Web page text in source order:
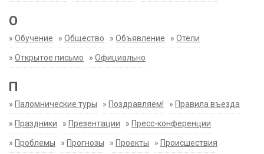
О
» Обучение » Общество » Объявление » Отели
» Открытое письмо » Официально
П
» Паломнические туры » Поздравляем! » Правила въезда
» Праздники » Презентации » Пресс-конференции
» Проблемы » Прогнозы » Проекты » Происшествия